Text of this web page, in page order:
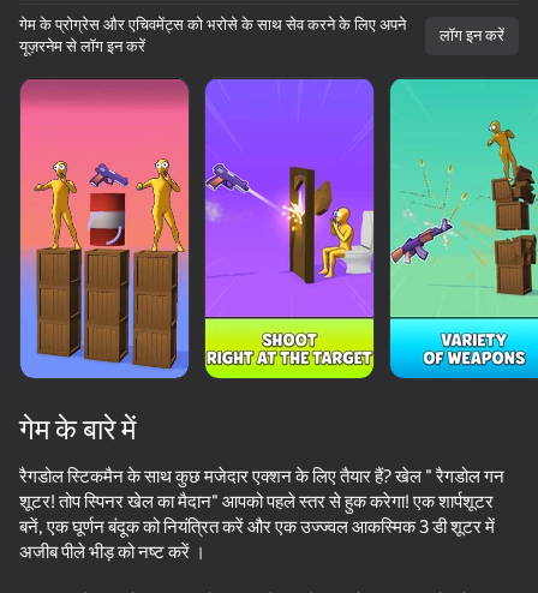
50+ शीर्ष गेम. सभी द्वारा
पसंद किए गए. यहां तक कि “नॉन-गेमर्स”
65
83
64
गेम के प्रोग्रेस और एचिवमेंट्स को भरोसे के साथ सेव करने के लिए अपने
यूज़रनेम से लॉग इन करें
लॉग इन करें
गेम के बारे में
रैगडोल स्टिकमैन के साथ कुछ मजेदार एक्शन के लिए तैयार हैं? खेल " रैगडोल गन
शूटर! तोप स्पिनर खेल का मैदान" आपको पहले स्तर से हुक करेगा! एक शार्पशूटर
बनें, एक घूर्णन बंदूक को नियंत्रित करें और एक उज्ज्वल आकस्मिक 3 डी शूटर में
अजीब पीले भीड़ को नष्ट करें ।